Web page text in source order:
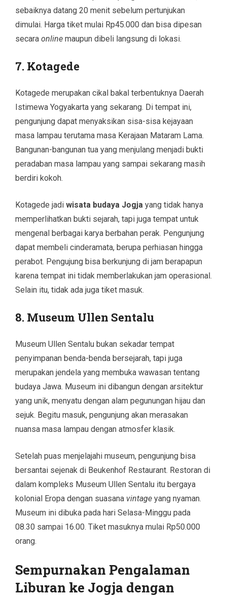
sebaiknya datang 20 menit sebelum pertunjukan
dimulai. Harga tiket mulai Rp45.000 dan bisa dipesan
secara online maupun dibeli langsung di lokasi.
7. Kotagede
Kotagede merupakan cikal bakal terbentuknya Daerah
Istimewa Yogyakarta yang sekarang. Di tempat ini,
pengunjung dapat menyaksikan sisa-sisa kejayaan
masa lampau terutama masa Kerajaan Mataram Lama.
Bangunan-bangunan tua yang menjulang menjadi bukti
peradaban masa lampau yang sampai sekarang masih
berdiri kokoh.
Kotagede jadi wisata budaya Jogja yang tidak hanya
memperlihatkan bukti sejarah, tapi juga tempat untuk
mengenal berbagai karya berbahan perak. Pengunjung
dapat membeli cinderamata, berupa perhiasan hingga
perabot. Pengujung bisa berkunjung di jam berapapun
karena tempat ini tidak memberlakukan jam operasional.
Selain itu, tidak ada juga tiket masuk.
8. Museum Ullen Sentalu
Museum Ullen Sentalu bukan sekadar tempat
penyimpanan benda-benda bersejarah, tapi juga
merupakan jendela yang membuka wawasan tentang
budaya Jawa. Museum ini dibangun dengan arsitektur
yang unik, menyatu dengan alam pegunungan hijau dan
sejuk. Begitu masuk, pengunjung akan merasakan
nuansa masa lampau dengan atmosfer klasik.
Setelah puas menjelajahi museum, pengunjung bisa
bersantai sejenak di Beukenhof Restaurant. Restoran di
dalam kompleks Museum Ullen Sentalu itu bergaya
kolonial Eropa dengan suasana vintage yang nyaman.
Museum ini dibuka pada hari Selasa-Minggu pada
08.30 sampai 16.00. Tiket masuknya mulai Rp50.000
orang.
Sempurnakan Pengalaman
Liburan ke Jogja dengan